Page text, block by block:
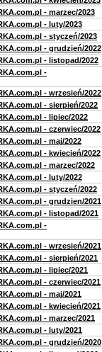
- marzec/2023
- luty/2023
- styczeń/2023
- grudzień/2022
- listopad/2022
-
- wrzesień/2022
- sierpień/2022
- lipiec/2022
- czerwiec/2022
- maj/2022
- kwiecień/2022
- marzec/2022
- luty/2022
- styczeń/2022
- grudzien/2021
- listopad/2021
-
- wrzesień/2021
- sierpień/2021
- lipiec/2021
- czerwiec/2021
- maj/2021
- kwiecień/2021
- marzec/2021
- luty/2021
- grudzień/2020